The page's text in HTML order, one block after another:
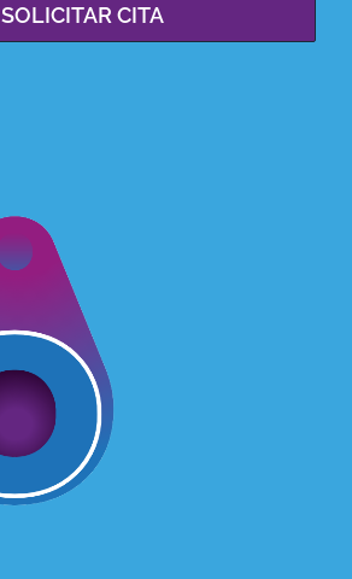
SOLICITAR CITA